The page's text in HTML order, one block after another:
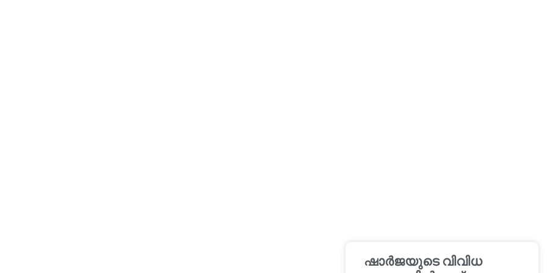
ഷാർജയുടെ വിവിധ